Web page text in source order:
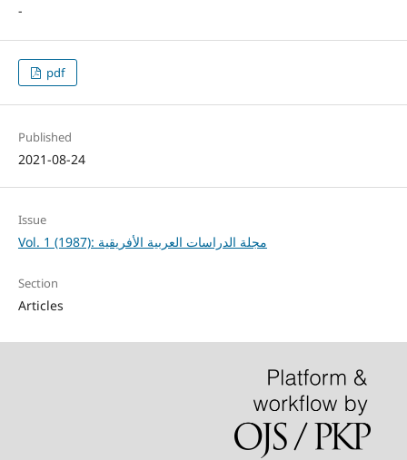
-
pdf
Published
2021-08-24
Issue
Vol. 1 (1987): مجلة الدراسات العربية الأفريقية
Section
Articles